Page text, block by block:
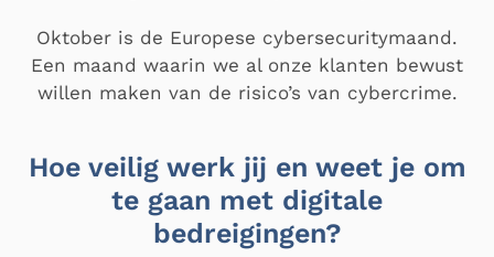
Oktober is de Europese cybersecuritymaand.
Een maand waarin we al onze klanten bewust
willen maken van de risico’s van cybercrime.
Hoe veilig werk jij en weet je om
te gaan met digitale
bedreigingen?